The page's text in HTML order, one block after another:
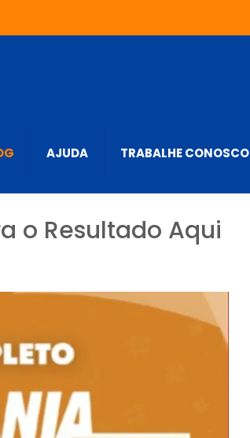
AJUDA TRABALHE CONOSCO
o Resultado Aqui